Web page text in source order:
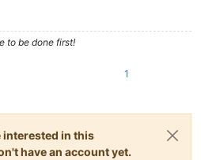
to be done first!
1
interested in this
have an account yet.